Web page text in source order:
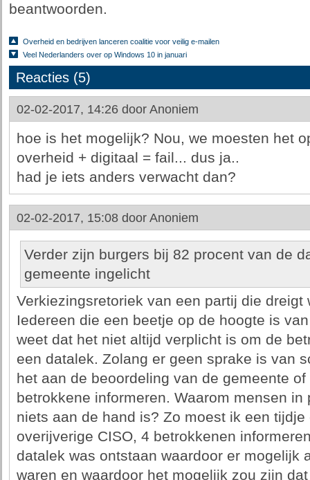
beantwoorden.
Overheid en bedrijven lanceren coalitie voor veilig e-mailen
Veel Nederlanders over op Windows 10 in januari
Reacties (5)
02-02-2017, 14:26 door Anoniem
hoe is het mogelijk? Nou, we moesten het
overheid + digitaal = fail... dus ja..
had je iets anders verwacht dan?
02-02-2017, 15:08 door Anoniem
Verder zijn burgers bij 82 procent van de
gemeente ingelicht
Verkiezingsretoriek van een partij die dreigt
Iedereen die een beetje op de hoogte is
weet dat het niet altijd verplicht is om de
een datalek. Zolang er geen sprake is van
het aan de beoordeling van de gemeente
betrokkene informeren. Waarom mensen
niets aan de hand is? Zo moest ik een
overijverige CISO, 4 betrokkenen
datalek was ontstaan waardoor er mogelijk
waren en waardoor het mogelijk zou zijn